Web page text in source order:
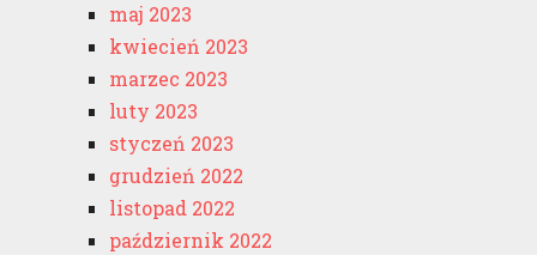
maj 2023
kwiecień 2023
marzec 2023
luty 2023
styczeń 2023
grudzień 2022
listopad 2022
październik 2022